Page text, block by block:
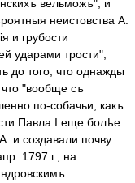
вельможъ", и
неистовства А.
и грубости
ударами трости",
до того, что однажды
"вообще съ
по-собачьи, какъ
Павла I еще болѣе
и создавали почву
1797 г., на